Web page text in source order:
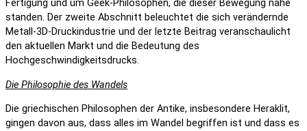
Fertigung und um Geek-Philosophen, die dieser Bewegung nahe
standen. Der zweite Abschnitt beleuchtet die sich verändernde
Metall-3D-Druckindustrie und der letzte Beitrag veranschaulicht
den aktuellen Markt und die Bedeutung des
Hochgeschwindigkeitsdrucks.
Die Philosophie des Wandels
Die griechischen Philosophen der Antike, insbesondere Heraklit,
gingen davon aus, dass alles im Wandel begriffen ist und dass es